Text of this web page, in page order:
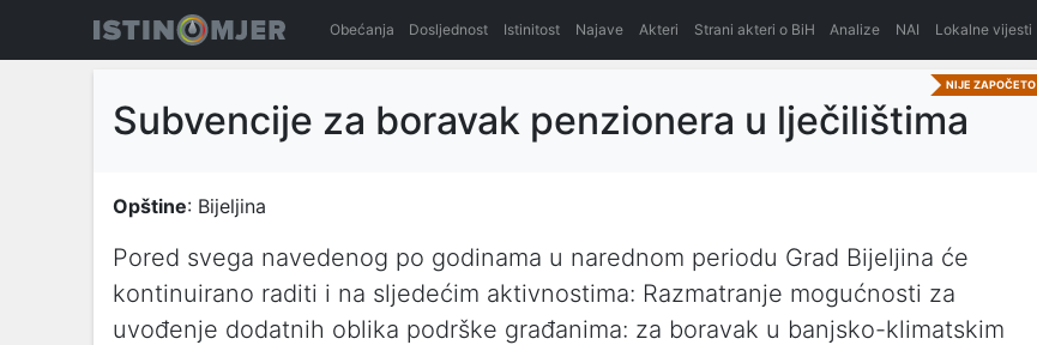
Obećanja Dosljednost Istinitost Najave Akteri Strani akteri o BiH Analize NAI Lokalne vijesti
NIJE ZAPOČETO
Subvencije za boravak penzionera u lječilištima
Opštine: Bijeljina
Pored svega navedenog po godinama u narednom periodu Grad Bijeljina će
kontinuirano raditi i na sljedećim aktivnostima: Razmatranje mogućnosti za
uvođenje dodatnih oblika podrške građanima: za boravak u banjsko-klimatskim